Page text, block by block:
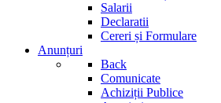
Salarii
Declaratii
Cereri și Formulare
Anunțuri
Back
Comunicate
Achiziții Publice